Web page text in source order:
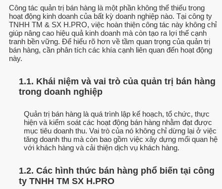
Công tác quản trị bán hàng là một phần không thể thiếu trong
hoạt động kinh doanh của bất kỳ doanh nghiệp nào. Tại công ty
TNHH TM & SX H.PRO, việc hoàn thiện công tác này không chỉ
giúp nâng cao hiệu quả kinh doanh mà còn tạo ra lợi thế cạnh
tranh bền vững. Để hiểu rõ hơn về tầm quan trọng của quản trị
bán hàng, cần phân tích các khía cạnh liên quan đến hoạt động
này.
1.1. Khái niệm và vai trò của quản trị bán hàng
trong doanh nghiệp
Quản trị bán hàng là quá trình lập kế hoạch, tổ chức, thực
hiện và kiểm soát các hoạt động bán hàng nhằm đạt được
mục tiêu doanh thu. Vai trò của nó không chỉ dừng lại ở việc
tăng doanh thu mà còn bao gồm việc xây dựng mối quan hệ
với khách hàng và cải thiện dịch vụ khách hàng.
1.2. Các hình thức bán hàng phổ biến tại công
ty TNHH TM SX H.PRO